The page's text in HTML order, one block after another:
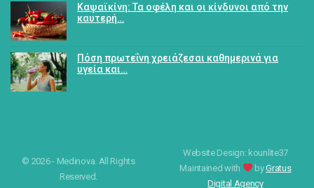
Καψαϊκίνη: Τα οφέλη και οι κίνδυνοι από την
καυτερή…
Πόση πρωτεΐνη χρειάζεσαι καθημερινά για
υγεία και…
© 2026 - Medinova. All Rights
Reserved.
Website Design: kounlite37
Maintained with
byGratus
Digital Agency